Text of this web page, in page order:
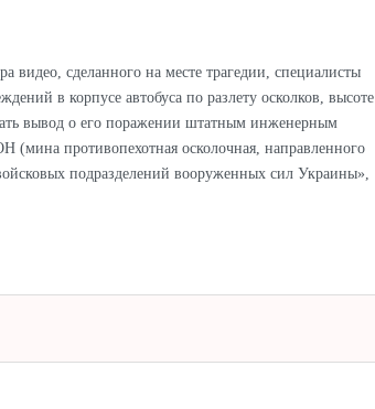
видео, сделанного на месте трагедии, специалисты
в корпусе автобуса по разлету осколков, высоте
вывод о его поражении штатным инженерным
(мина противопехотная осколочная, направленного
подразделений вооруженных сил Украины»,